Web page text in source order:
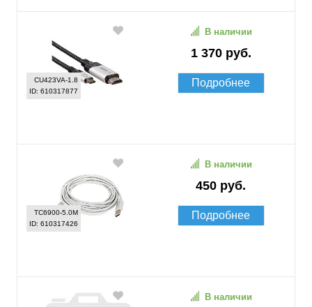
CU423VA-1.8
ID: 610317877
1 370 руб.
В наличии
Подробнее
TC6900-5.0M
ID: 610317426
450 руб.
В наличии
Подробнее
В наличии